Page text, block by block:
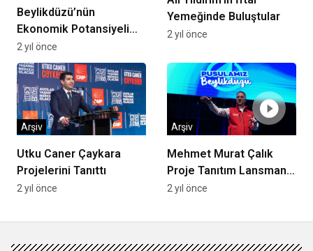
Beylikdüzü’nün
Ekonomik Potansiyeli
Yükseliyor!
2 yıl önce
Yemeğinde Buluştular
2 yıl önce
Utku Caner Çaykara
Projelerini Tanıttı
Arşiv
2 yıl önce
Mehmet Murat Çalık
Proje Tanıtım Lansmanı
Gerçekleşti
Arşiv
2 yıl önce